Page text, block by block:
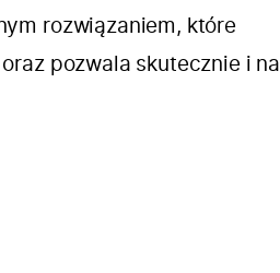
rozwiązaniem, które
pozwala skutecznie i na